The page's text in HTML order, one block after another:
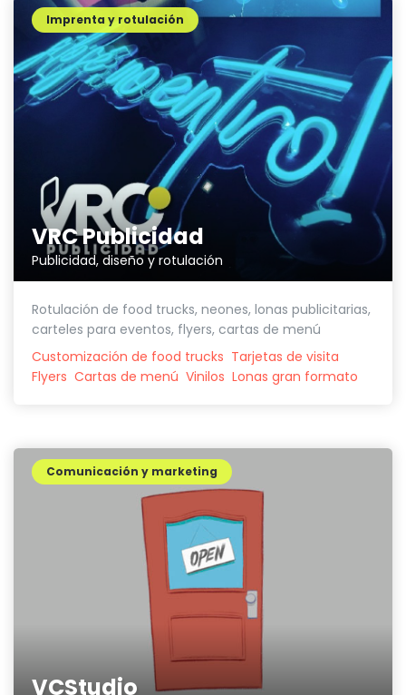
VRC Publicidad
Publicidad, diseño y rotulación
Imprenta y rotulación
Rotulación de food trucks, neones, lonas publicitarias,
carteles para eventos, flyers, cartas de menú
Customización de food trucks Tarjetas de visita
Flyers Cartas de menú Vinilos Lonas gran formato
VCStudio
Comunicación y marketing